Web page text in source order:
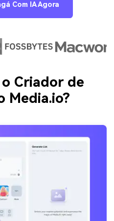
Com IA Agora
Criador de
Media.io?